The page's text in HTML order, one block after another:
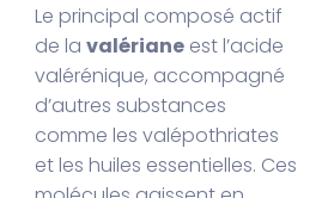
Le principal composé actif
de lavalériane est l’acide
valérénique, accompagné
d’autres substances
comme les valépothriates
et les huiles essentielles. Ces